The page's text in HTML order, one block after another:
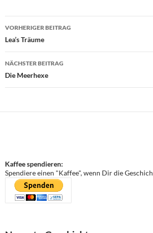
Beitragsnavigation
VORHERIGER BEITRAG
Lea’s Träume
NÄCHSTER BEITRAG
Die Meerhexe
Kaffee spendieren:
Spendiere einen "Kaffee", wenn Dir die